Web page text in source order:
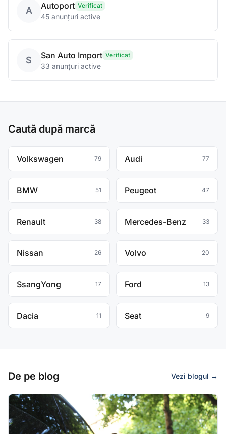
A Autoport Verificat
45 anunțuri active
S San Auto Import Verificat
33 anunțuri active
Caută după marcă
Volkswagen 79 Audi 77
BMW 51 Peugeot 47
Renault 38 Mercedes-Benz 33
Nissan 26 Volvo 20
SsangYong 17 Ford 13
Dacia 11 Seat 9
De pe blog Vezi blogul →